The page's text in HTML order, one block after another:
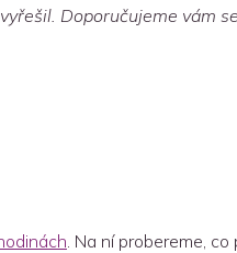
Doporučujeme vám
. Na ní probereme,